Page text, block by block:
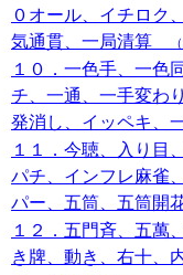
０オール、イチロク
気通貫、一局清算
１０．一色手、一色
チ、一通、一手変わ
発消し、イッペキ、
１１．今聴、入り目
パチ、インフレ麻雀
パー、五筒、五筒開
１２．五門斉、五萬
き牌、動き、右十、